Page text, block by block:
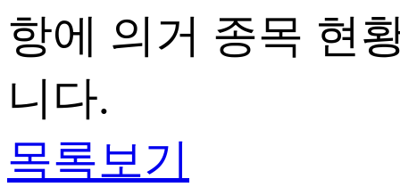
항에 의거 종목 현
니다.
목록보기